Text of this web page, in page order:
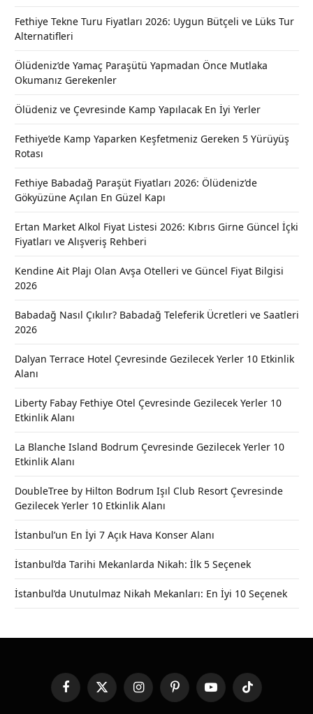
Fethiye Tekne Turu Fiyatları 2026: Uygun Bütçeli ve Lüks Tur
Alternatifleri
Ölüdeniz’de Yamaç Paraşütü Yapmadan Önce Mutlaka
Okumanız Gerekenler
Ölüdeniz ve Çevresinde Kamp Yapılacak En İyi Yerler
Fethiye’de Kamp Yaparken Keşfetmeniz Gereken 5 Yürüyüş
Rotası
Fethiye Babadağ Paraşüt Fiyatları 2026: Ölüdeniz’de
Gökyüzüne Açılan En Güzel Kapı
Ertan Market Alkol Fiyat Listesi 2026: Kıbrıs Girne Güncel İçki
Fiyatları ve Alışveriş Rehberi
Kendine Ait Plajı Olan Avşa Otelleri ve Güncel Fiyat Bilgisi
2026
Babadağ Nasıl Çıkılır? Babadağ Teleferik Ücretleri ve Saatleri
2026
Dalyan Terrace Hotel Çevresinde Gezilecek Yerler 10 Etkinlik
Alanı
Liberty Fabay Fethiye Otel Çevresinde Gezilecek Yerler 10
Etkinlik Alanı
La Blanche Island Bodrum Çevresinde Gezilecek Yerler 10
Etkinlik Alanı
DoubleTree by Hilton Bodrum Işıl Club Resort Çevresinde
Gezilecek Yerler 10 Etkinlik Alanı
İstanbul’un En İyi 7 Açık Hava Konser Alanı
İstanbul’da Tarihi Mekanlarda Nikah: İlk 5 Seçenek
İstanbul’da Unutulmaz Nikah Mekanları: En İyi 10 Seçenek
FacebookX
(Twitter)
InstagramPinterestYouTubeTikTok